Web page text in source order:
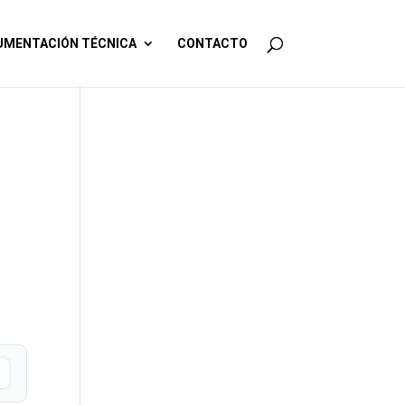
TÉCNICA CONTACTO